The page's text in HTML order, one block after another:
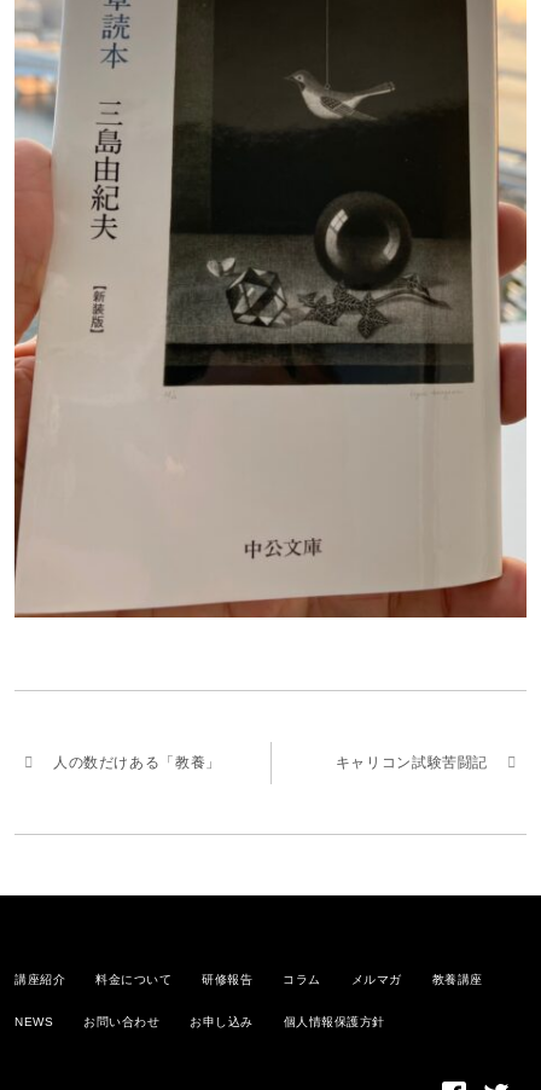
人の数だけある「教養」 キャリコン試験苦闘記
講座紹介 料金について 研修報告 コラム メルマガ 教養講座
NEWS お問い合わせ お申し込み 個人情報保護方針